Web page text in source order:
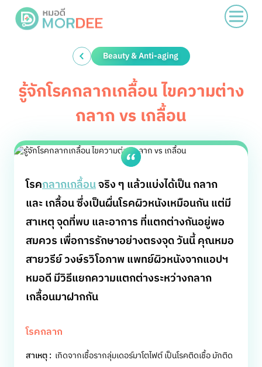
Beauty & Anti-aging
รู้จักโรคกลากเกลื้อน ไขความต่าง
กลาก vs เกลื้อน
โรคกลากเกลื้อนจริง ๆ แล้วแบ่งได้เป็น กลาก
และ เกลื้อน ซึ่งเป็นผื่นโรคผิวหนังเหมือนกัน แต่มี
สาเหตุ จุดที่พบ และอาการ ที่แตกต่างกันอยู่พอ
สมควร เพื่อการรักษาอย่างตรงจุด วันนี้ คุณหมอ
สายวรีย์ วงษ์รวิโอภาพ แพทย์ผิวหนังจากแอปฯ
หมอดี มีวิธีแยกความแตกต่างระหว่างกลาก
เกลื้อนมาฝากกัน
โรคกลาก
สาเหตุ : เกิดจากเชื้อรากลุ่มเดอร์มาโตไฟต์ เป็นโรคติดเชื้อ มักติด